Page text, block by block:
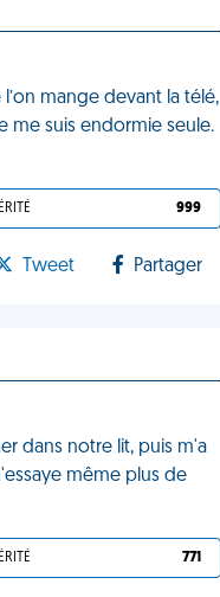
mange devant la télé,
me suis endormie seule.
999
Tweet Partager
dans notre lit, puis m'a
même plus de
771